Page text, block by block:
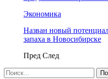
Экономика
Назван новый
запаха в Новосибирске
Пред След